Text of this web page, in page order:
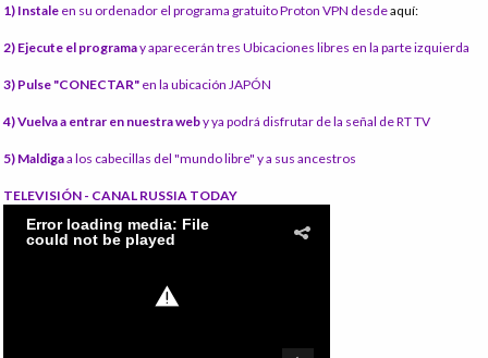
1) Instale en su ordenador el programa gratuito Proton VPN desdeaquí:
2) Ejecute el programay aparecerán tres Ubicaciones libres en la parte izquierda
3) Pulse "CONECTAR" en la ubicación JAPÓN
4) Vuelva a entrar en nuestra weby ya podrá disfrutar de la señal de RT TV
5) Maldigaa los cabecillas del "mundo libre" y a sus ancestros
TELEVISIÓN - CANAL RUSSIA TODAY